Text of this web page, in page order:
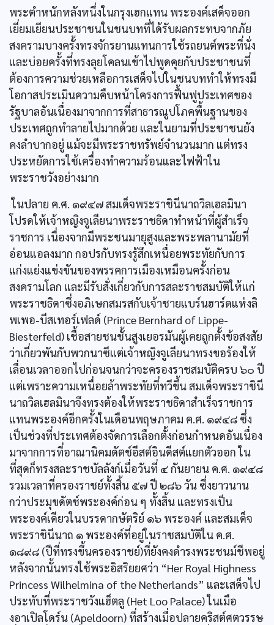
พระตำหนักหลังหนึ่งในกรุงเฮกแทน พระองค์เสด็จออก
เยี่ยมเยียนประชาชนในชนบทที่ได้รับผลกระทบจากภัย
สงครามบางครั้งทรงจักรยานแทนการใช้รถยนต์พระที่นั่ง
และบ่อยครั้งที่ทรงลุยโคลนเข้าไปพูดคุยกับประชาชนที่
ต้องการความช่วยเหลือการเสด็จไปในชนบททำให้ทรงมี
โอกาสประเมินความคืบหน้าโครงการฟื้นฟูประเทศของ
รัฐบาลอันเนื่องมาจากการที่สาธารณูปโภคพื้นฐานของ
ประเทศถูกทำลายไปมากด้วย และในยามที่ประชาชนยัง
คงลำบากอยู่ แม้จะมีพระราชทรัพย์จำนวนมาก แต่ทรง
ประหยัดการใช้เครื่องทำความร้อนและไฟฟ้าใน
พระราชวังอย่างมาก
ในปลาย ค.ศ. ๑๙๔๗ สมเด็จพระราชินีนาถวิลเฮลมินา
โปรดให้เจ้าหญิงจูเลียนาพระราชธิดาทำหน้าที่ผู้สำเร็จ
ราชการ เนื่องจากมีพระชนมายุสูงและพระพลานามัยที่
อ่อนแอลงมาก กอปรกับทรงรู้สึกเหนื่อยพระทัยกับการ
แก่งแย่งแข่งขันของพรรคการเมืองเหมือนครั้งก่อน
สงครามโลก และมีรับสั่งเกี่ยวกับการสละราชสมบัติให้แก่
พระราชธิดาซึ่งอภิเษกสมรสกับเจ้าชายแบร์นฮาร์ดแห่งลิ
พเพอ-บีสเทอร์เฟลด์ (Prince Bernhard of Lippe-
Biesterfeld) เชื้อสายชนชั้นสูงเยอรมันผู้เคยถูกตั้งข้อสงสัย
ว่าเกี่ยวพันกับพวกนาซีแต่เจ้าหญิงจูเลียนาทรงขอร้องให้
เลื่อนเวลาออกไปก่อนจนกว่าจะครองราชสมบัติครบ ๖๐ ปี
แต่เพราะความเหนื่อยล้าพระทัยที่ทวีขึ้น สมเด็จพระราชินี
นาถวิลเฮลมินาจึงทรงต้องให้พระราชธิดาสำเร็จราชการ
แทนพระองค์อีกครั้งในเดือนพฤษภาคม ค.ศ. ๑๙๔๘ ซึ่ง
เป็นช่วงที่ประเทศต้องจัดการเลือกตั้งก่อนกำหนดอันเนื่อง
มาจากการที่อาณานิคมดัตช์อีสต์อินดีสต์แยกตัวออก ใน
ที่สุดก็ทรงสละราชบัลลังก์เมื่อวันที่ ๔ กันยายน ค.ศ. ๑๙๔๘
รวมเวลาที่ครองราชย์ทั้งสิ้น ๕๗ ปี ๒๘๖ วัน ซึ่งยาวนาน
กว่าประมุขดัตช์พระองค์ก่อน ๆ ทั้งสิ้น และทรงเป็น
พระองค์เดียวในบรรดากษัตริย์ ๑๖ พระองค์ และสมเด็จ
พระราชินีนาถ ๑ พระองค์ที่อยู่ในราชสมบัติใน ค.ศ.
๑๘๙๘ (ปีที่ทรงขึ้นครองราชย์)ที่ยังคงดำรงพระชนม์ชีพอยู่
หลังจากนั้นทรงใช้พระอิสริยยศว่า “Her Royal Highness
Princess Wilhelmina of the Netherlands” และเสด็จไป
ประทับที่พระราชวังแฮ็ตลู (Het Loo Palace) ในเมือ
งอาเปิลโดร์น (Apeldoorn) ที่สร้างเมื่อปลายคริสต์ศตวรรษ